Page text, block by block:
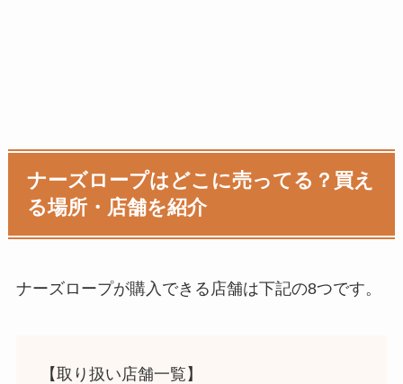
ナーズロープはどこに売ってる？買え
る場所・店舗を紹介
ナーズロープが購入できる店舗は下記の8つです。
【取り扱い店舗一覧】